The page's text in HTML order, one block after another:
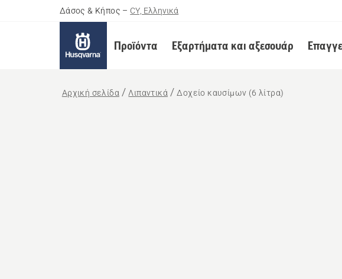
Δάσος & Κήπος – CY, Ελληνικά
Προϊόντα Εξαρτήματα και αξεσουάρ
Αρχική σελίδα Λιπαντικά Δοχείο καυσίμων (6 λίτρα)